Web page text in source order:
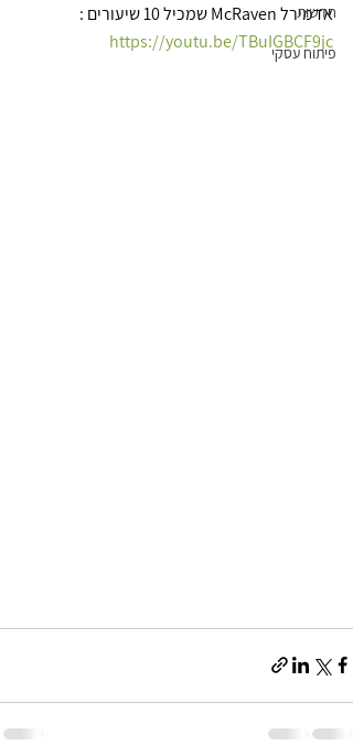
חדשות
פיתוח עסקי
אדמירל McRaven שמכיל 10 שיעורים :
https://youtu.be/TBuIGBCF9jc